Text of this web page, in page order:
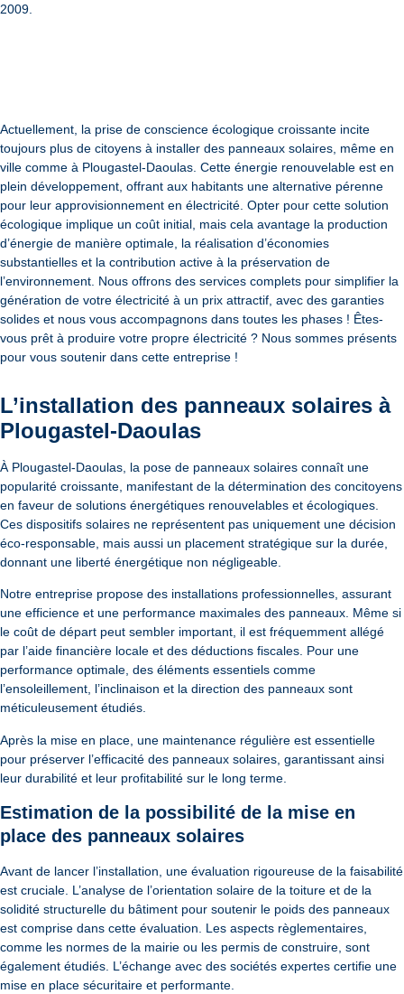
2009.
Actuellement, la prise de conscience écologique croissante incite
toujours plus de citoyens à installer des panneaux solaires, même en
ville comme à Plougastel-Daoulas. Cette énergie renouvelable est en
plein développement, offrant aux habitants une alternative pérenne
pour leur approvisionnement en électricité. Opter pour cette solution
écologique implique un coût initial, mais cela avantage la production
d’énergie de manière optimale, la réalisation d’économies
substantielles et la contribution active à la préservation de
l’environnement. Nous offrons des services complets pour simplifier la
génération de votre électricité à un prix attractif, avec des garanties
solides et nous vous accompagnons dans toutes les phases ! Êtes-
vous prêt à produire votre propre électricité ? Nous sommes présents
pour vous soutenir dans cette entreprise !
L’installation des panneaux solaires à
Plougastel-Daoulas
À Plougastel-Daoulas, la pose de panneaux solaires connaît une
popularité croissante, manifestant de la détermination des concitoyens
en faveur de solutions énergétiques renouvelables et écologiques.
Ces dispositifs solaires ne représentent pas uniquement une décision
éco-responsable, mais aussi un placement stratégique sur la durée,
donnant une liberté énergétique non négligeable.
Notre entreprise propose des installations professionnelles, assurant
une efficience et une performance maximales des panneaux. Même si
le coût de départ peut sembler important, il est fréquemment allégé
par l’aide financière locale et des déductions fiscales. Pour une
performance optimale, des éléments essentiels comme
l’ensoleillement, l’inclinaison et la direction des panneaux sont
méticuleusement étudiés.
Après la mise en place, une maintenance régulière est essentielle
pour préserver l’efficacité des panneaux solaires, garantissant ainsi
leur durabilité et leur profitabilité sur le long terme.
Estimation de la possibilité de la mise en
place des panneaux solaires
Avant de lancer l’installation, une évaluation rigoureuse de la faisabilité
est cruciale. L’analyse de l’orientation solaire de la toiture et de la
solidité structurelle du bâtiment pour soutenir le poids des panneaux
est comprise dans cette évaluation. Les aspects règlementaires,
comme les normes de la mairie ou les permis de construire, sont
également étudiés. L’échange avec des sociétés expertes certifie une
mise en place sécuritaire et performante.